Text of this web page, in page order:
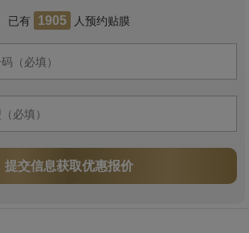
已有 1905 人预约贴膜
提交信息获取优惠报价